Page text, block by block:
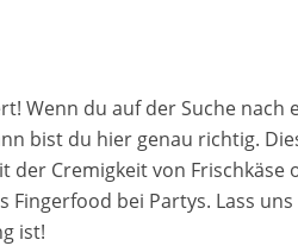
Wenn du auf der Suche nach
bist du hier genau richtig.
der Cremigkeit von Frischkäse
bei Partys. Lass uns
ist!